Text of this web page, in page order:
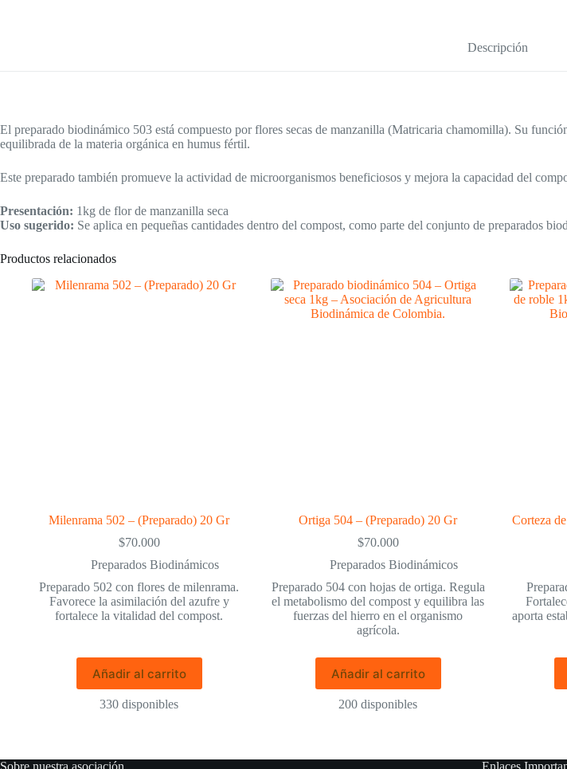
Descripción
El preparado biodinámico 503 está compuesto por flores secas de manzanilla (Matricaria chamomilla). Su
equilibrada de la materia orgánica en humus fértil.
Este preparado también promueve la actividad de microorganismos beneficiosos y mejora la capacidad del
Presentación: 1kg de flor de manzanilla seca
Uso sugerido: Se aplica en pequeñas cantidades dentro del compost, como parte del conjunto de preparados
Productos relacionados
Milenrama 502 – (Preparado) 20 Gr
$70.000
Preparados Biodinámicos
Preparado 502 con flores de milenrama.
Favorece la asimilación del azufre y
fortalece la vitalidad del compost.
Añadir al carrito
330 disponibles
Ortiga 504 – (Preparado) 20 Gr
$70.000
Preparados Biodinámicos
Preparado 504 con hojas de ortiga. Regula
el metabolismo del compost y equilibra las
fuerzas del hierro en el organismo
agrícola.
Añadir al carrito
200 disponibles
Corteza
aporta
Sobre nuestra asociación Enlaces